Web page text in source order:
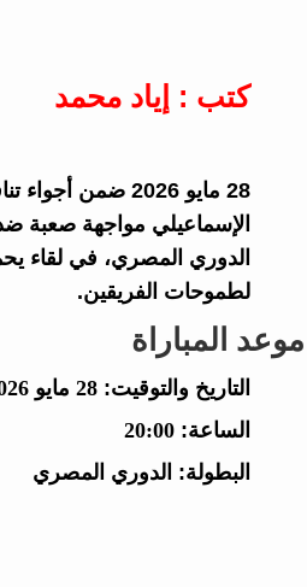
كتب : إياد محمد
28 مايو 2026 ضمن
الإسماعيلي مواجهة صعبة
الدوري المصري، في لقاء
لطموحات الفريقين.
موعد المباراة
التاريخ والتوقيت: 28 مايو 2026
الساعة: 20:00
البطولة: الدوري المصري